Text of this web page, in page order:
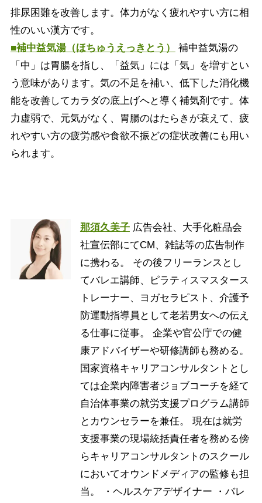
排尿困難を改善します。体力がなく疲れやすい方に相
性のいい漢方です。
■補中益気湯（ほちゅうえっきとう）
補中益気湯の
「中」は胃腸を指し、「益気」には「気」を増すとい
う意味があります。気の不足を補い、低下した消化機
能を改善してカラダの底上げへと導く補気剤です。体
力虚弱で、元気がなく、胃腸のはたらきが衰えて、疲
れやすい方の疲労感や食欲不振どの症状改善にも用い
られます。
那須久美子 広告会社、大手化粧品会
社宣伝部にてCM、雑誌等の広告制作
に携わる。 その後フリーランスとし
てバレエ講師、ピラティスマスタース
トレーナー、ヨガセラピスト、介護予
防運動指導員として老若男女への伝え
る仕事に従事。 企業や官公庁での健
康アドバイザーや研修講師も務める。
国家資格キャリアコンサルタントとし
ては企業内障害者ジョブコーチを経て
自治体事業の就労支援プログラム講師
とカウンセラーを兼任。 現在は就労
支援事業の現場統括責任者を務める傍
らキャリアコンサルタントのスクール
においてオウンドメディアの監修も担
当。
・ヘルスケアデザイナー ・バレ